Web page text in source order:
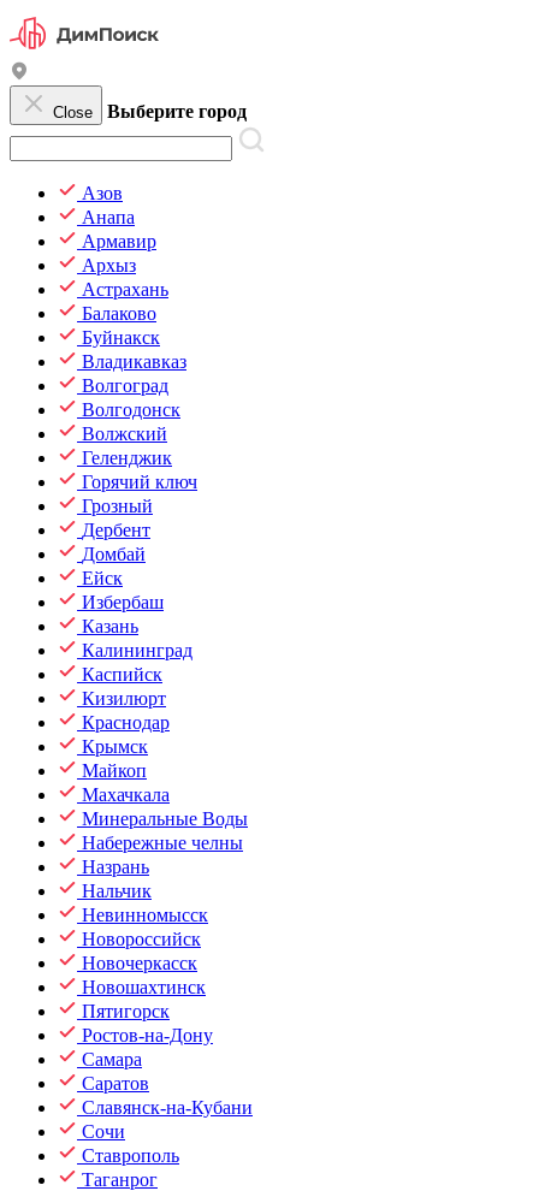
Close Выберите город
Азов
Анапа
Армавир
Архыз
Астрахань
Балаково
Буйнакск
Владикавказ
Волгоград
Волгодонск
Волжский
Геленджик
Горячий ключ
Грозный
Дербент
Домбай
Ейск
Избербаш
Казань
Калининград
Каспийск
Кизилюрт
Краснодар
Крымск
Майкоп
Махачкала
Минеральные Воды
Набережные челны
Назрань
Нальчик
Невинномысск
Новороссийск
Новочеркасск
Новошахтинск
Пятигорск
Ростов-на-Дону
Самара
Саратов
Славянск-на-Кубани
Сочи
Ставрополь
Таганрог